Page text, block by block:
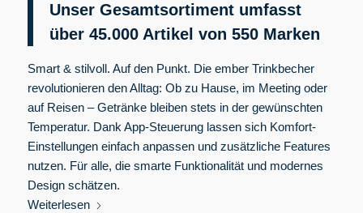
Unser Gesamtsortiment umfasst
über 45.000 Artikel von 550 Marken
Smart & stilvoll. Auf den Punkt. Die ember Trinkbecher
revolutionieren den Alltag: Ob zu Hause, im Meeting oder
auf Reisen – Getränke bleiben stets in der gewünschten
Temperatur. Dank App-Steuerung lassen sich Komfort-
Einstellungen einfach anpassen und zusätzliche Features
nutzen. Für alle, die smarte Funktionalität und modernes
Design schätzen.
Weiterlesen